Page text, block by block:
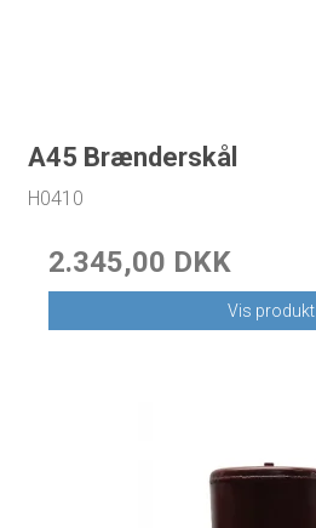
A45 Brænderskål
H0410
2.345,00 DKK
Vis produkt